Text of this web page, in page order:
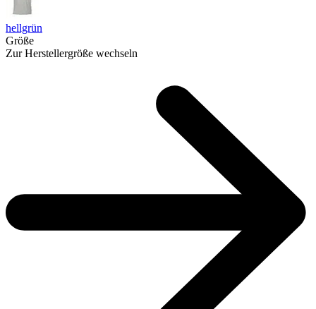
hellgrün
Größe
Zur Herstellergröße wechseln